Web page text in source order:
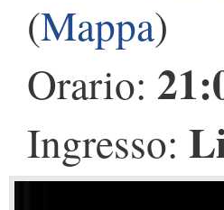
(Mappa)
Orario:
Ingresso: